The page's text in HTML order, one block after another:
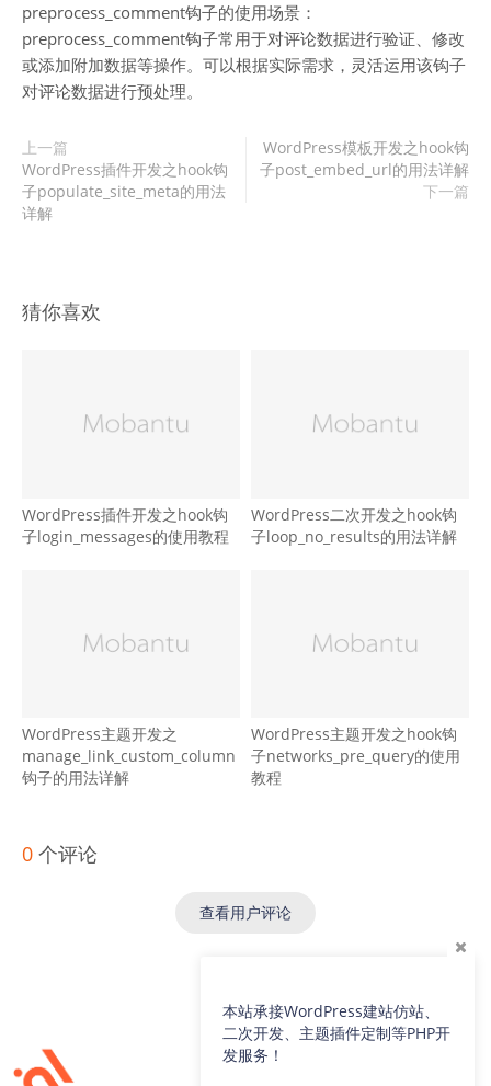
preprocess_comment钩子的使用场景：
preprocess_comment钩子常用于对评论数据进行验证、修改
或添加附加数据等操作。可以根据实际需求，灵活运用该钩子
对评论数据进行预处理。
上一篇
WordPress插件开发之hook钩
子populate_site_meta的用法
详解
WordPress模板开发之hook钩
子post_embed_url的用法详解
下一篇
猜你喜欢
WordPress插件开发之hook钩
子login_messages的使用教程
WordPress二次开发之hook钩
子loop_no_results的用法详解
WordPress主题开发之
manage_link_custom_column
钩子的用法详解
WordPress主题开发之hook钩
子networks_pre_query的使用
教程
0 个评论
查看用户评论
服务与支持
本站承接WordPress建站仿站、
二次开发、主题插件定制等PHP开
发服务！